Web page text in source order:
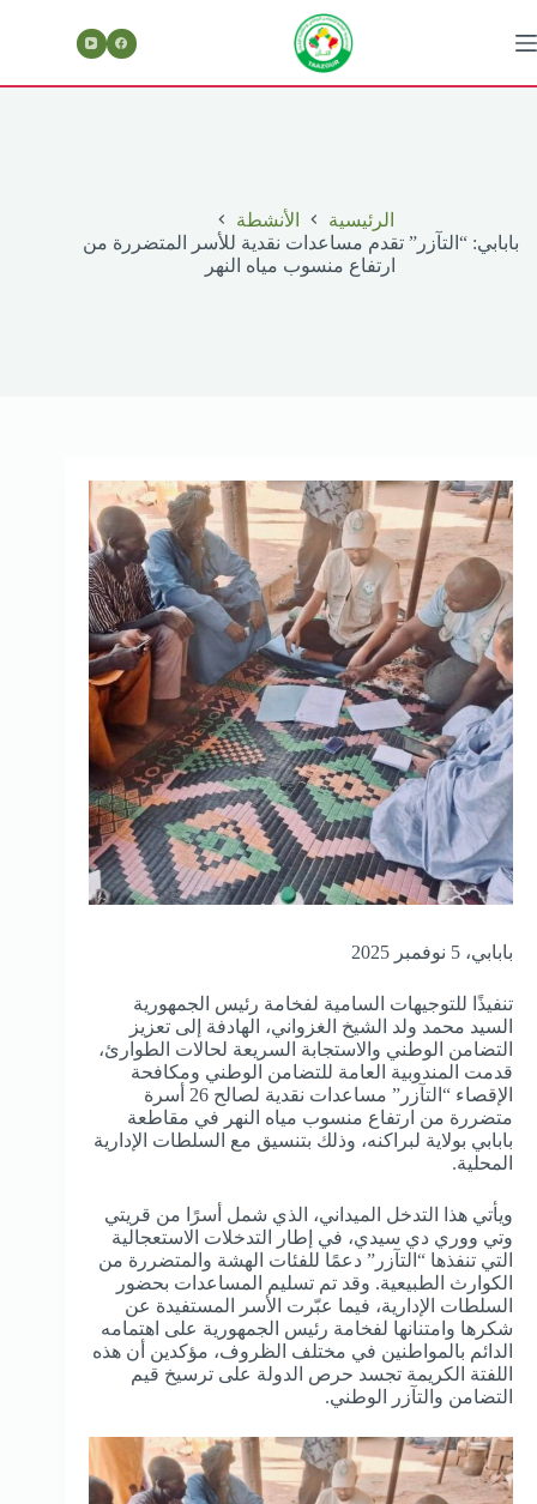
إلى
المحتوى
الرئيسية
الأنشطة
بابابي: “التآزر” تقدم مساعدات نقدية للأسر المتضررة من
ارتفاع منسوب مياه النهر
بابابي، 5 نوفمبر 2025
تنفيذًا للتوجيهات السامية لفخامة رئيس الجمهورية
السيد محمد ولد الشيخ الغزواني، الهادفة إلى تعزيز
التضامن الوطني والاستجابة السريعة لحالات الطوارئ،
قدمت المندوبية العامة للتضامن الوطني ومكافحة
الإقصاء “التآزر” مساعدات نقدية لصالح 26 أسرة
متضررة من ارتفاع منسوب مياه النهر في مقاطعة
بابابي بولاية لبراكنه، وذلك بتنسيق مع السلطات الإدارية
المحلية.
ويأتي هذا التدخل الميداني، الذي شمل أسرًا من قريتي
وتي ووري دي سيدي، في إطار التدخلات الاستعجالية
التي تنفذها “التآزر” دعمًا للفئات الهشة والمتضررة من
الكوارث الطبيعية. وقد تم تسليم المساعدات بحضور
السلطات الإدارية، فيما عبّرت الأسر المستفيدة عن
شكرها وامتنانها لفخامة رئيس الجمهورية على اهتمامه
الدائم بالمواطنين في مختلف الظروف، مؤكدين أن هذه
اللفتة الكريمة تجسد حرص الدولة على ترسيخ قيم
التضامن والتآزر الوطني.